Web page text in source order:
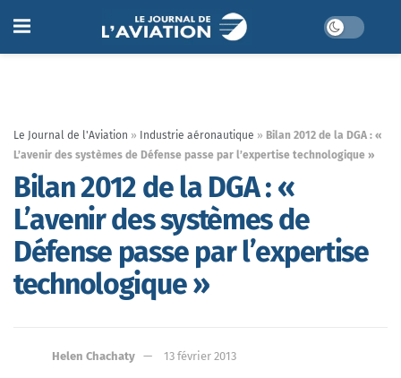
Le Journal de l'Aviation » Industrie aéronautique » Bilan 2012 de la DGA : «
L’avenir des systèmes de Défense passe par l’expertise technologique »
Bilan 2012 de la DGA : «
L’avenir des systèmes de
Défense passe par l’expertise
technologique »
Helen Chachaty 13 février 2013